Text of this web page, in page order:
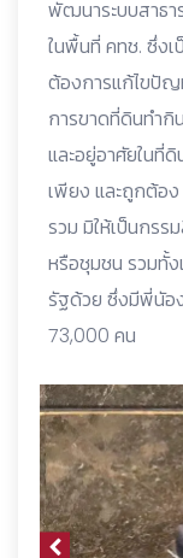
พัฒนาระบบสาธา
ในพื้นที่ คทช. ซึ่ง
ต้องการแก้ไขปัญ
การขาดที่ดินทำกิ
และอยู่อาศัยในที่
เพียง และถูกต้อ
รวม มิให้เป็นกรร
หรือชุมชน รวมทั้
รัฐด้วย ซึ่งมีพี่นัอ
73,000 คน